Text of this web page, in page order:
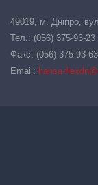
49019, м. Дніпро,
Тел.: (056) 375-93-23
Факс: (056) 375-93-63
Email: hansa-